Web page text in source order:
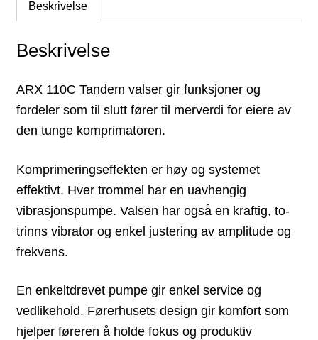
Beskrivelse
Beskrivelse
ARX 110C Tandem valser gir funksjoner og
fordeler som til slutt fører til merverdi for eiere av
den tunge komprimatoren.
Komprimeringseffekten er høy og systemet
effektivt. Hver trommel har en uavhengig
vibrasjonspumpe. Valsen har også en kraftig, to-
trinns vibrator og enkel justering av amplitude og
frekvens.
En enkeltdrevet pumpe gir enkel service og
vedlikehold. Førerhusets design gir komfort som
hjelper føreren å holde fokus og produktiv